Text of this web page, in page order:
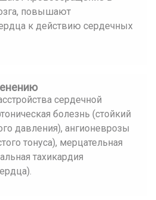
повышают
к действию сердечных
сердечной
болезнь (стойкий
давления), ангионеврозы
тонуса), мерцательная
тахикардия